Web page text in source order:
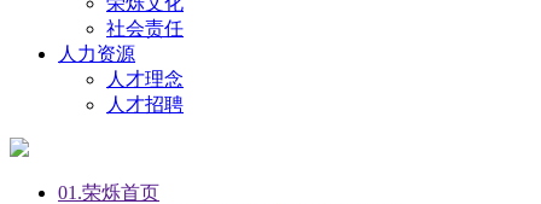
社会责任
人力资源
人才理念
人才招聘
01.荣烁首页